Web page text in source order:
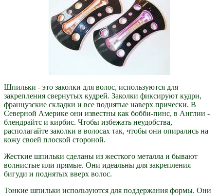
Шпильки - это заколки для волос, используются для
закрепления свернутых кудрей. Заколки фиксируют кудри,
французские складки и все поднятые наверх прически. В
Северной Америке они известны как бобби-пинс, в Англии -
блендрайтс и кирбис. Чтобы избежать неудобства,
располагайте заколки в волосах так, чтобы они опирались на
кожу своей плоской стороной.
Жесткие шпильки сделаны из жесткого металла и бывают
волнистые или прямые. Они идеальны для закрепления
бигуди и поднятых вверх волос.
Тонкие шпильки используются для поддержания формы. Они